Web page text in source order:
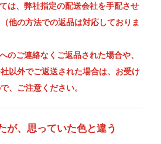
は、弊社指定の配送会社を手配させ
他の方法での返品は対応しておりま
のご連絡なくご返品された場合や、
以外でご返送された場合は、お受け
、ご注意ください。
が、思っていた色と違う